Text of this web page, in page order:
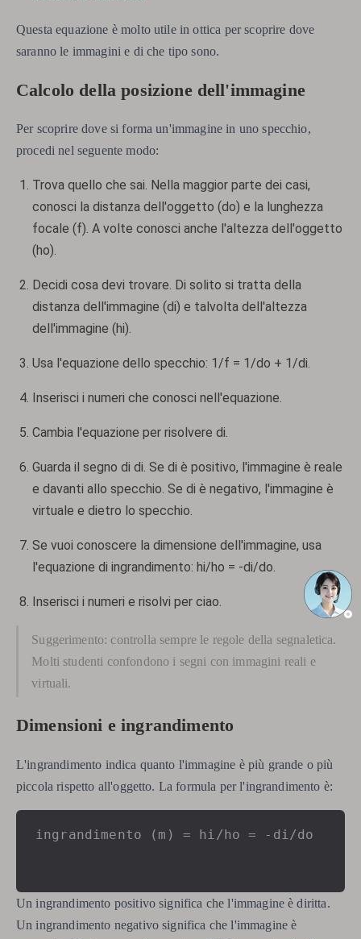
Questa equazione è molto utile in ottica per scoprire dove
saranno le immagini e di che tipo sono.
Calcolo della posizione dell'immagine
Per scoprire dove si forma un'immagine in uno specchio,
procedi nel seguente modo:
Trova quello che sai. Nella maggior parte dei casi,
conosci la distanza dell'oggetto (do) e la lunghezza
focale (f). A volte conosci anche l'altezza dell'oggetto
(ho).
Decidi cosa devi trovare. Di solito si tratta della
distanza dell'immagine (di) e talvolta dell'altezza
dell'immagine (hi).
Usa l'equazione dello specchio: 1/f = 1/do + 1/di.
Inserisci i numeri che conosci nell'equazione.
Cambia l'equazione per risolvere di.
Guarda il segno di di. Se di è positivo, l'immagine è reale
e davanti allo specchio. Se di è negativo, l'immagine è
virtuale e dietro lo specchio.
Se vuoi conoscere la dimensione dell'immagine, usa
l'equazione di ingrandimento: hi/ho = -di/do.
Inserisci i numeri e risolvi per ciao.
Suggerimento: controlla sempre le regole della segnaletica.
Molti studenti confondono i segni con immagini reali e
virtuali.
Dimensioni e ingrandimento
L'ingrandimento indica quanto l'immagine è più grande o più
piccola rispetto all'oggetto. La formula per l'ingrandimento è:
ingrandimento (m) = hi/ho = -di/do
Un ingrandimento positivo significa che l'immagine è diritta.
Un ingrandimento negativo significa che l'immagine è